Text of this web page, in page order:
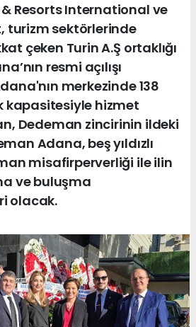
Resorts International ve
turizm sektörlerinde
çeken Turin A.Ş ortaklığı
resmi açılışı
merkezinde 138
kapasitesiyle hizmet
Dedeman zincirinin ildeki
Adana, beş yıldızlı
misafirperverliği ile ilin
ve buluşma
olacak.